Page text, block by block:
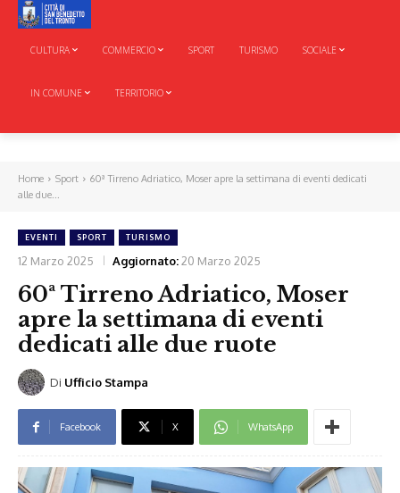
CULTURA COMMERCIO SPORT TURISMO SOCIALE
IN COMUNE TERRITORIO
Home Sport
60ª Tirreno Adriatico, Moser apre la settimana di eventi dedicati
alle due...
EVENTI SPORT TURISMO
12 Marzo 2025 Aggiornato: 20 Marzo 2025
60ª Tirreno Adriatico, Moser
apre la settimana di eventi
dedicati alle due ruote
Di Ufficio Stampa
Facebook X WhatsApp